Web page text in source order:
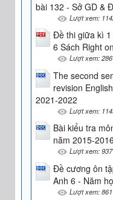
bài 132 - Sở GD &
Lượt xem:
Đề thi giữa kì
6 Sách Right
Lượt xem:
The second
revision
2021-2022
Lượt xem:
Bài kiểu tra
năm 2015-
Lượt xem: 937
Đề cương ôn
Anh 6 - Năm
Lượt xem: 861